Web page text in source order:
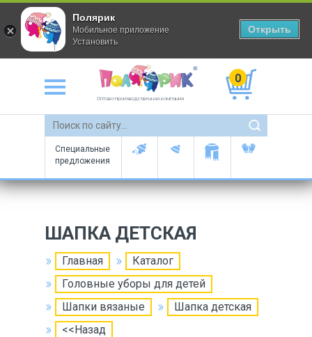
Оптово-производственная компания
0
Специальные
предложения
ШАПКА ДЕТСКАЯ
Главная
Каталог
Головные уборы для детей
Шапки вязаные
Шапка детская
<<Назад
Полярик
Мобильное приложение
Установить
Открыть